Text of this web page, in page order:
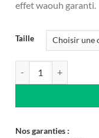
effet waouh garanti.
Taille
Nos garanties :